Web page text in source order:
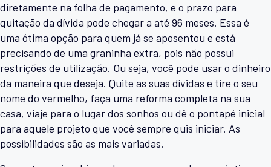
diretamente na folha de pagamento, e o prazo para
quitação da dívida pode chegar a até 96 meses. Essa é
uma ótima opção para quem já se aposentou e está
precisando de uma graninha extra, pois não possui
restrições de utilização. Ou seja, você pode usar o dinheiro
da maneira que deseja. Quite as suas dívidas e tire o seu
nome do vermelho, faça uma reforma completa na sua
casa, viaje para o lugar dos sonhos ou dê o pontapé inicial
para aquele projeto que você sempre quis iniciar. As
possibilidades são as mais variadas.